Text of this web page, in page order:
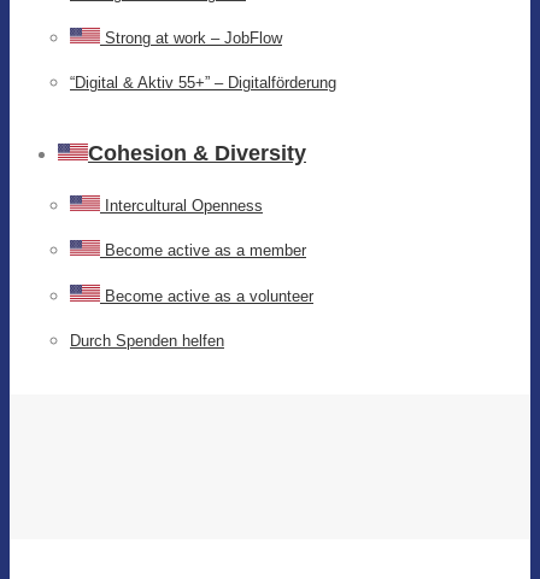
Strong at work – JobFlow
“Digital & Aktiv 55+” – Digitalförderung
Cohesion & Diversity
Intercultural Openness
Become active as a member
Become active as a volunteer
Durch Spenden helfen